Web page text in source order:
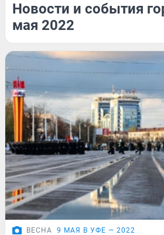
Новости и события
мая 2022
ВЕСНА 9 МАЯ В УФЕ — 2022